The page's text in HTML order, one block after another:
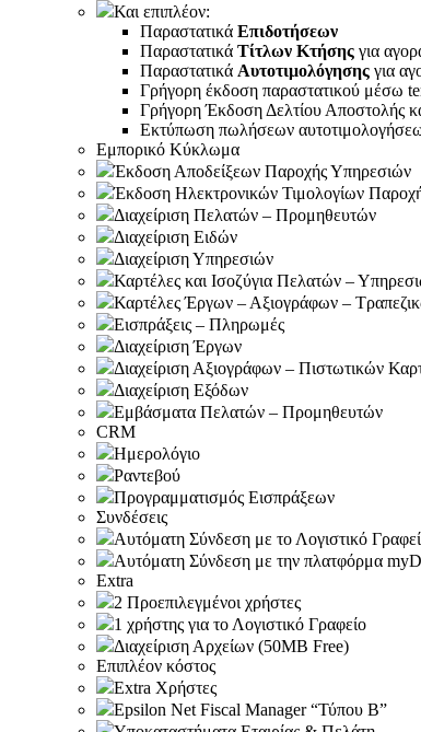
Και επιπλέον:
Παραστατικά Επιδοτήσεων
Παραστατικά Τίτλων Κτήσης για
Παραστατικά Αυτοτιμολόγησης για
Γρήγορη έκδοση παραστατικού μέσω
Γρήγορη Έκδοση Δελτίου Αποστολής
Εκτύπωση πωλήσεων
Εμπορικό Κύκλωμα
Έκδοση Αποδείξεων Παροχής Υπηρεσιών
Έκδοση Ηλεκτρονικών Τιμολογίων
Διαχείριση Πελατών – Προμηθευτών
Διαχείριση Ειδών
Διαχείριση Υπηρεσιών
Καρτέλες και Ισοζύγια Πελατών –
Καρτέλες Έργων – Αξιογράφων –
Εισπράξεις – Πληρωμές
Διαχείριση Έργων
Διαχείριση Αξιογράφων – Πιστωτικών
Διαχείριση Εξόδων
Εμβάσματα Πελατών – Προμηθευτών
CRM
Ημερολόγιο
Ραντεβού
Προγραμματισμός Εισπράξεων
Συνδέσεις
Αυτόματη Σύνδεση με το Λογιστικό
Αυτόματη Σύνδεση με την πλατφόρμα
Extra
2 Προεπιλεγμένοι χρήστες
1 χρήστης για το Λογιστικό Γραφείο
Διαχείριση Αρχείων (50MB Free)
Επιπλέον κόστος
Extra Χρήστες
Epsilon Net Fiscal Manager “Τύπου Β”